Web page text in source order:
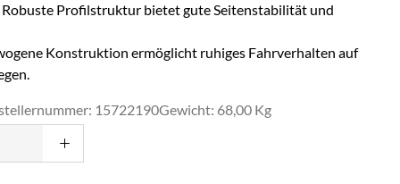
Robuste Profilstruktur bietet gute Seitenstabilität und
Konstruktion ermöglicht ruhiges Fahrverhalten auf
15722190Gewicht: 68,00 Kg